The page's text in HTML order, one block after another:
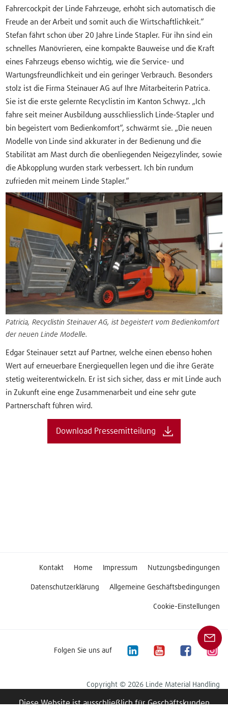
Fahrercockpit der Linde Fahrzeuge, erhöht sich automatisch die
Freude an der Arbeit und somit auch die Wirtschaftlichkeit.“
Stefan fährt schon über 20 Jahre Linde Stapler. Für ihn sind ein
schnelles Manövrieren, eine kompakte Bauweise und die Kraft
eines Fahrzeugs ebenso wichtig, wie die Service- und
Wartungsfreundlichkeit und ein geringer Verbrauch. Besonders
stolz ist die Firma Steinauer AG auf Ihre Mitarbeiterin Patrica.
Sie ist die erste gelernte Recyclistin im Kanton Schwyz. „Ich
fahre seit meiner Ausbildung ausschliesslich Linde-Stapler und
bin begeistert vom Bedienkomfort“, schwärmt sie. „Die neuen
Modelle von Linde sind akkurater in der Bedienung und die
Stabilität am Mast durch die obenliegenden Neigezylinder, sowie
die Abkopplung wurden stark verbessert. Ich bin rundum
zufrieden mit meinem Linde Stapler.“
Patricia, Recyclistin Steinauer AG, ist begeistert vom Bedienkomfort
der neuen Linde Modelle.
Edgar Steinauer setzt auf Partner, welche einen ebenso hohen
Wert auf erneuerbare Energiequellen legen und die ihre Geräte
stetig weiterentwickeln. Er ist sich sicher, dass er mit Linde auch
in Zukunft eine enge Zusammenarbeit und eine sehr gute
Partnerschaft führen wird.
Download Pressemitteilung
Kontakt Home Impressum Nutzungsbedingungen
Datenschutzerklärung Allgemeine Geschäftsbedingungen
Cookie-Einstellungen
Folgen Sie uns auf
Copyright © 2026 Linde Material Handling
Diese Website ist ausschließlich für Geschäftskunden